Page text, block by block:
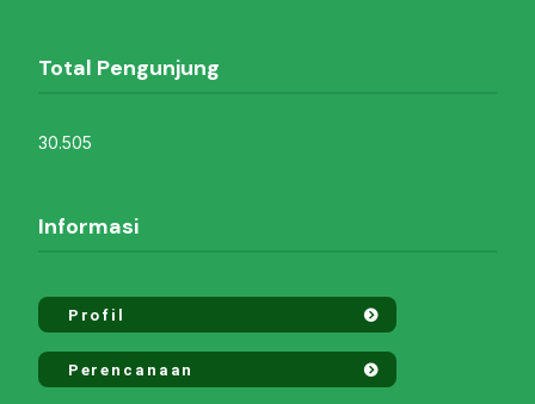
Total Pengunjung
30.505
Informasi
Profil
Perencanaan